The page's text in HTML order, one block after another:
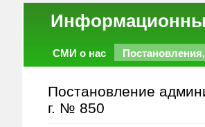
СМИ о нас
Постановление
г. № 850